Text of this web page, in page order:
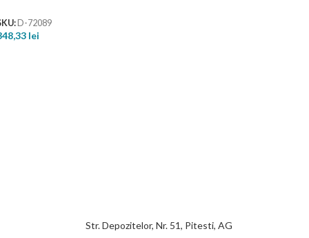
D-72089
lei
Str. Depozitelor, Nr. 51, Pitesti, AG